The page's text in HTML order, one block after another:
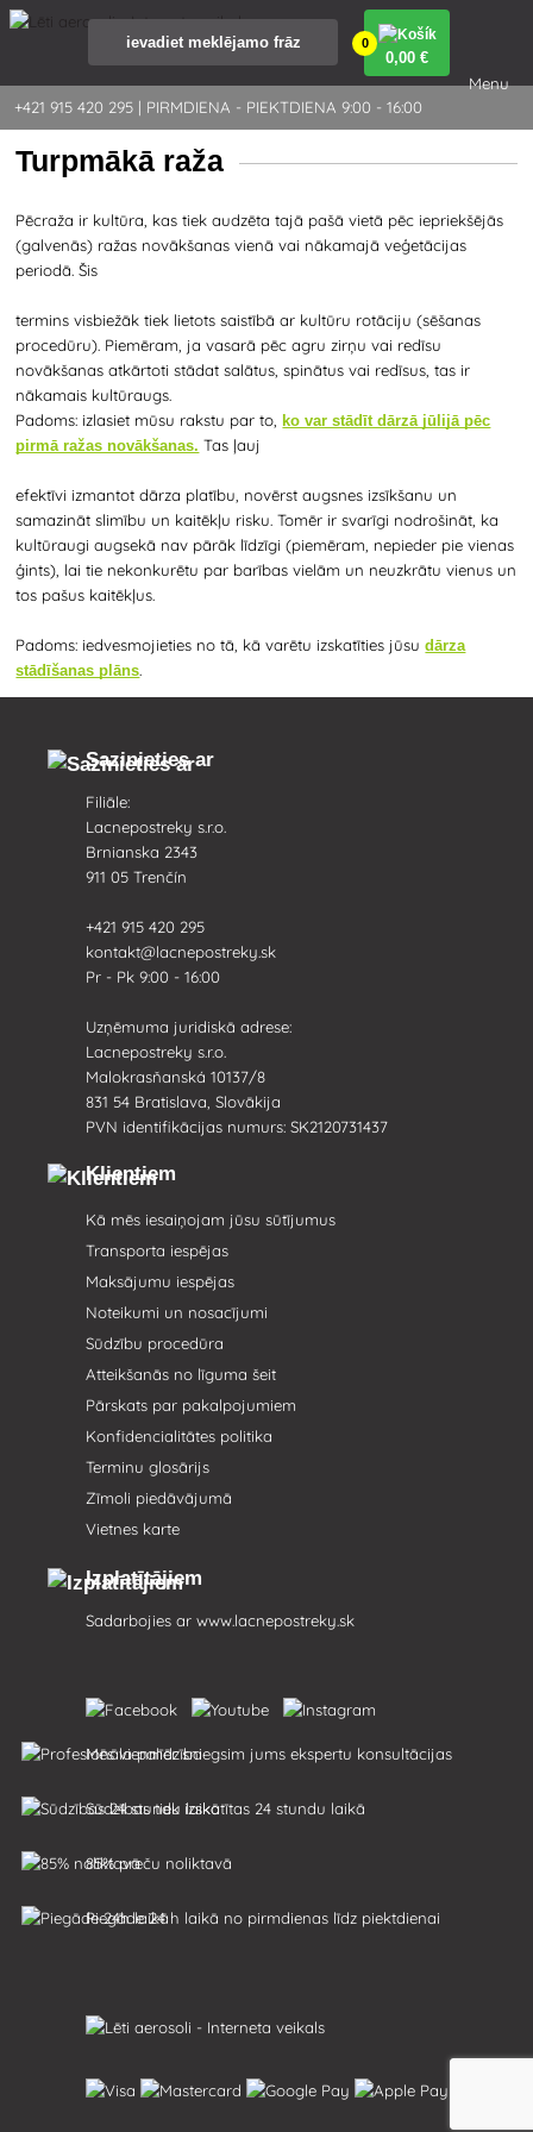
+421 915 420 295 | PIRMDIENA - PIEKTDIENA 9:00 - 16:00
0
0,00 €
Menu
Turpmākā raža
Pēcraža ir kultūra, kas tiek audzēta tajā pašā vietā pēc iepriekšējās
(galvenās) ražas novākšanas vienā vai nākamajā veģetācijas
periodā. Šis
termins visbiežāk tiek lietots saistībā ar kultūru rotāciju (sēšanas
procedūru). Piemēram, ja vasarā pēc agru zirņu vai redīsu
novākšanas atkārtoti stādat salātus, spinātus vai redīsus, tas ir
nākamais kultūraugs.
Padoms: izlasiet mūsu rakstu par to, ko var stādīt dārzā jūlijā pēc
pirmā ražas novākšanas. Tas ļauj
efektīvi izmantot dārza platību, novērst augsnes izsīkšanu un
samazināt slimību un kaitēkļu risku. Tomēr ir svarīgi nodrošināt, ka
kultūraugi augsekā nav pārāk līdzīgi (piemēram, nepieder pie vienas
ģints), lai tie nekonkurētu par barības vielām un neuzkrātu vienus un
tos pašus kaitēkļus.
Padoms: iedvesmojieties no tā, kā varētu izskatīties jūsudārza
stādīšanas plāns.
Sazinieties ar
Filiāle:
Lacnepostreky s.r.o.
Brnianska 2343
911 05 Trenčín
+421 915 420 295
kontakt@lacnepostreky.sk
Pr - Pk 9:00 - 16:00
Uzņēmuma juridiskā adrese:
Lacnepostreky s.r.o.
Malokrasňanská 10137/8
831 54 Bratislava, Slovākija
PVN identifikācijas numurs: SK2120731437
Klientiem
Kā mēs iesaiņojam jūsu sūtījumus
Transporta iespējas
Maksājumu iespējas
Noteikumi un nosacījumi
Sūdzību procedūra
Atteikšanās no līguma šeit
Pārskats par pakalpojumiem
Konfidencialitātes politika
Terminu glosārijs
Zīmoli piedāvājumā
Vietnes karte
Izplatītājiem
Sadarbojies ar www.lacnepostreky.sk
Mēs vienmēr sniegsim jums ekspertu konsultācijas
Sūdzības tiek izskatītas 24 stundu laikā
85% preču noliktavā
Piegāde 24 h laikā no pirmdienas līdz piektdienai